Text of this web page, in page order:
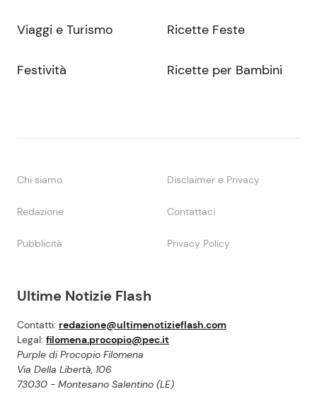
Ultime Notizie Flash
Contatti: redazione@ultimenotizieflash.com
Legal: filomena.procopio@pec.it
Purple di Procopio Filomena
Via Della Libertà, 106
73030 - Montesano Salentino (LE)
Viaggi e Turismo
Festività
Ricette Feste
Ricette per Bambini
Chi siamo Disclaimer e Privacy
Redazione Contattaci
Pubblicità Privacy Policy